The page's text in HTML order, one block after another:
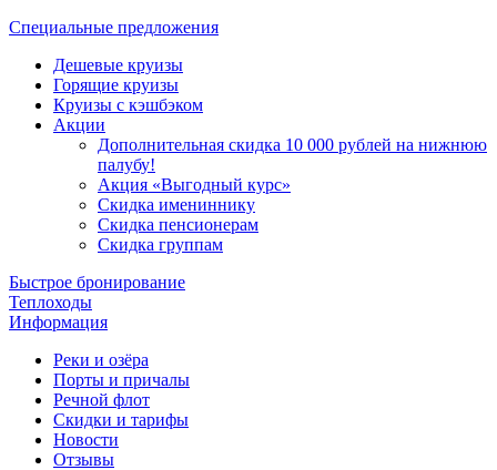
Специальные предложения
Дешевые круизы
Горящие круизы
Круизы с кэшбэком
Акции
Дополнительная скидка 10 000 рублей на нижнюю
палубу!
Акция «Выгодный курс»
Скидка имениннику
Скидка пенсионерам
Скидка группам
Быстрое бронирование
Теплоходы
Информация
Реки и озёра
Порты и причалы
Речной флот
Скидки и тарифы
Новости
Отзывы